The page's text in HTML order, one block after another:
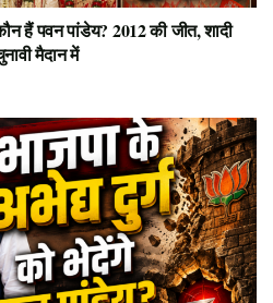
हैं पवन पांडेय? 2012 की जीत, शादी
मैदान में